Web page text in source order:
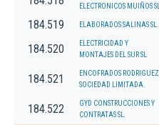
ELECTRONICOS MUIÑOS SL
184.519 ELABORADOS SALINAS SL.
184.520
ELECTRICIDAD Y
MONTAJES DEL SUR SL
184.521
ENCOFRADOS RODRIGUEZ
SOCIEDAD LIMITADA.
184.522
GYD CONSTRUCCIONES Y
CONTRATAS SL.